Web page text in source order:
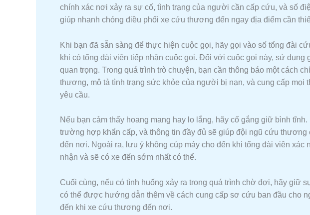
chính xác nơi xảy ra sự cố, tình trạng của người cần cấp cứu, và số
giúp nhanh chóng điều phối xe cứu thương đến ngay địa điểm cần
Khi bạn đã sẵn sàng để thực hiện cuộc gọi, hãy gọi vào số tổng đài
khi có tổng đài viên tiếp nhận cuộc gọi. Đối với cuộc gọi này, sử dụng
quan trọng. Trong quá trình trò chuyện, bạn cần thông báo một cách
thương, mô tả tình trạng sức khỏe của người bị nạn, và cung cấp mọi
yêu cầu.
Nếu bạn cảm thấy hoang mang hay lo lắng, hãy cố gắng giữ bình
trường hợp khẩn cấp, và thông tin đầy đủ sẽ giúp đội ngũ cứu
đến nơi. Ngoài ra, lưu ý không cúp máy cho đến khi tổng đài viên xác
nhận và sẽ có xe đến sớm nhất có thể.
Cuối cùng, nếu có tình huống xảy ra trong quá trình chờ đợi, hãy giữ
có thể được hướng dẫn thêm về cách cung cấp sơ cứu ban đầu cho
đến khi xe cứu thương đến nơi.